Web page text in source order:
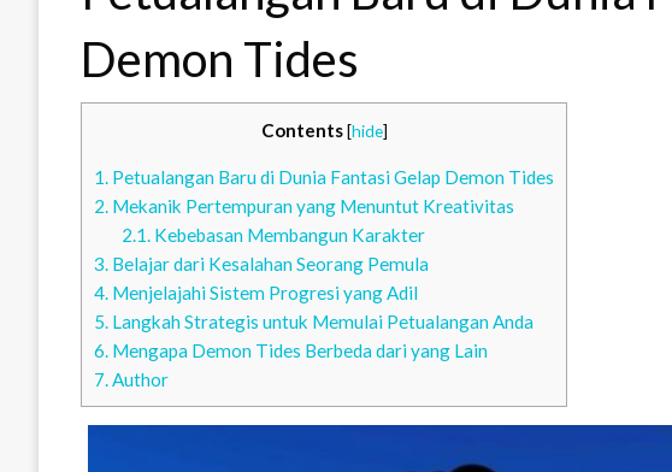
Demon Tides
Contents [hide]
1. Petualangan Baru di Dunia Fantasi Gelap Demon Tides
2. Mekanik Pertempuran yang Menuntut Kreativitas
2.1.Kebebasan Membangun Karakter
3. Belajar dari Kesalahan Seorang Pemula
4. Menjelajahi Sistem Progresi yang Adil
5. Langkah Strategis untuk Memulai Petualangan Anda
6. Mengapa Demon Tides Berbeda dari yang Lain
7.Author